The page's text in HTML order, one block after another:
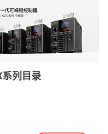
列目录